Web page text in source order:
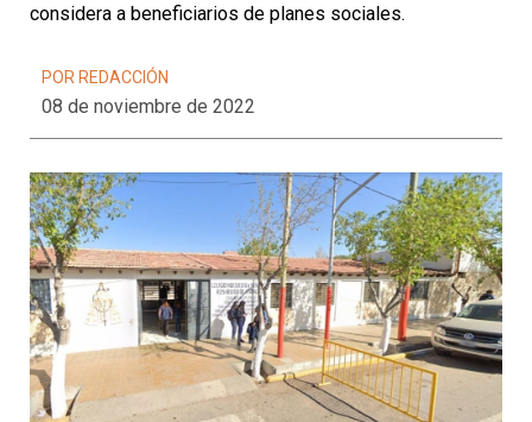
considera a beneficiarios de planes sociales.
POR REDACCIÓN
08 de noviembre de 2022